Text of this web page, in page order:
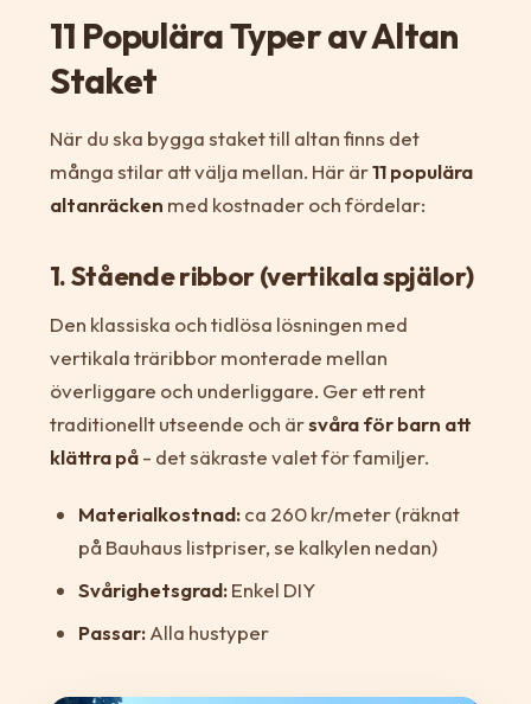
11 Populära Typer av Altan
Staket
När du ska bygga staket till altan finns det
många stilar att välja mellan. Här är11 populära
altanräcken med kostnader och fördelar:
1. Stående ribbor (vertikala spjälor)
Den klassiska och tidlösa lösningen med
vertikala träribbor monterade mellan
överliggare och underliggare. Ger ett rent
traditionellt utseende och ärsvåra för barn att
klättra på- det säkraste valet för familjer.
Materialkostnad:ca 260 kr/meter (räknat
på Bauhaus listpriser, se kalkylen nedan)
Svårighetsgrad:Enkel DIY
Passar:Alla hustyper